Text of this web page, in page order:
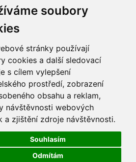
soubory
stránky používají
cookies a další sledovací
s cílem vylepšení
prostředí, zobrazení
obsahu a reklam,
návštěvnosti webových
a zjištění zdroje návštěvnosti.
Souhlasím
Odmítám
zaměstnance
s.r.o.
tržeb je prodávající povinen vystavit
je povinen zaevidovat přijatou tržbu u